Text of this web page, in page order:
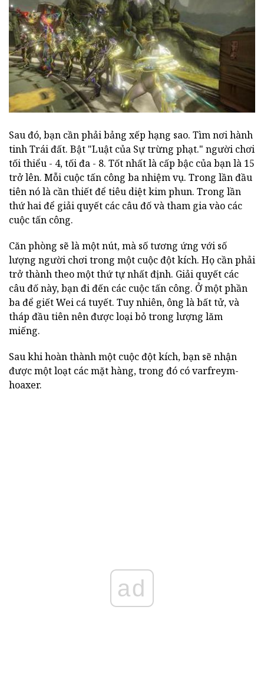
Sau đó, bạn cần phải bảng xếp hạng sao. Tìm nơi hành
tinh Trái đất. Bật "Luật của Sự trừng phạt." người chơi
tối thiểu - 4, tối đa - 8. Tốt nhất là cấp bậc của bạn là 15
trở lên. Mỗi cuộc tấn công ba nhiệm vụ. Trong lần đầu
tiên nó là cần thiết để tiêu diệt kim phun. Trong lần
thứ hai để giải quyết các câu đố và tham gia vào các
cuộc tấn công.
Căn phòng sẽ là một nút, mà số tương ứng với số
lượng người chơi trong một cuộc đột kích. Họ cần phải
trở thành theo một thứ tự nhất định. Giải quyết các
câu đố này, bạn đi đến các cuộc tấn công. Ở một phần
ba để giết Wei cá tuyết. Tuy nhiên, ông là bất tử, và
tháp đầu tiên nên được loại bỏ trong lượng lăm
miếng.
Sau khi hoàn thành một cuộc đột kích, bạn sẽ nhận
được một loạt các mặt hàng, trong đó có varfreym-
hoaxer.
ad